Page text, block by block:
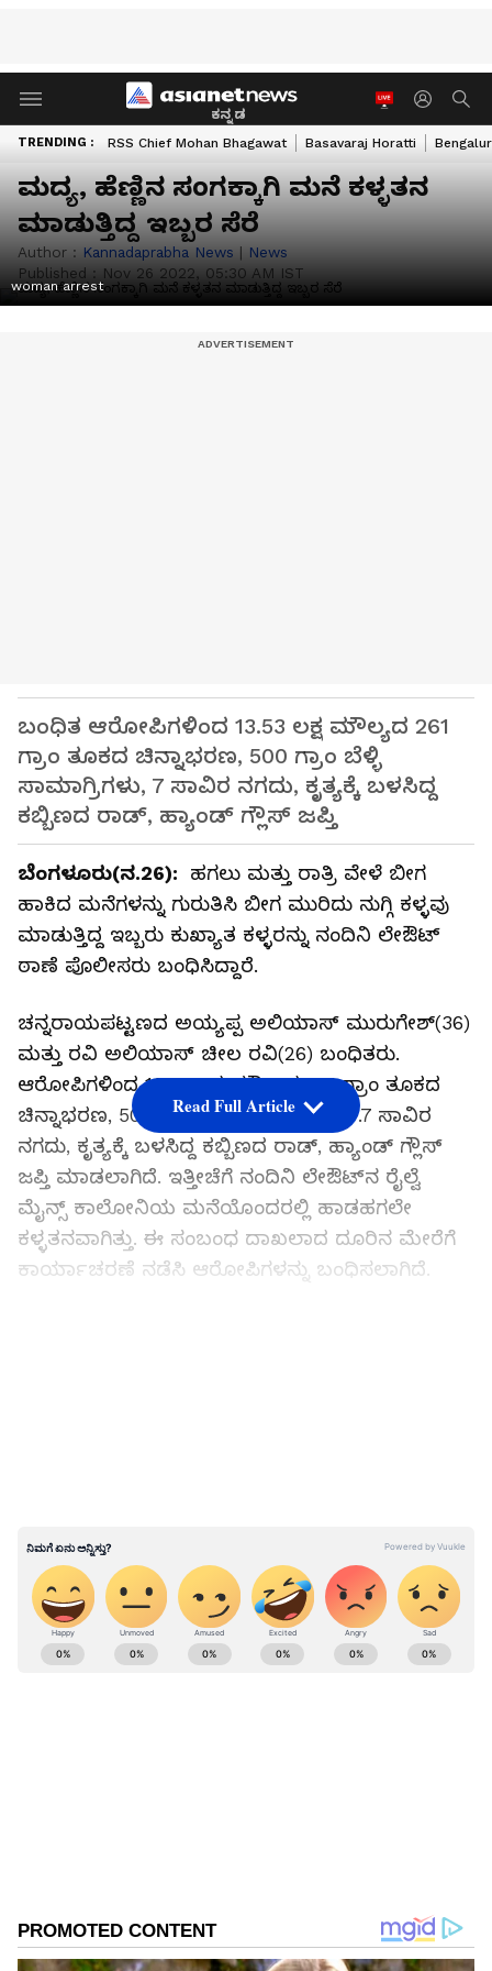
ಕನ್ನಡ
TRENDING : RSS Chief Mohan Bhagawat Basavaraj Horatti
ಮದ್ಯ, ಹೆಣ್ಣಿನ ಸಂಗಕ್ಕಾಗಿ ಮನೆ ಕಳ್ಳತನ
ಮಾಡುತ್ತಿದ್ದ ಇಬ್ಬರ ಸೆರೆ
Author : Kannadaprabha News | News
Published : Nov 26 2022, 05:30 AM IST
woman arrest
ಬಂಧಿತ ಆರೋಪಿಗಳಿಂದ 13.53 ಲಕ್ಷ ಮೌಲ್ಯದ 261
ಗ್ರಾಂ ತೂಕದ ಚಿನ್ನಾಭರಣ, 500 ಗ್ರಾಂ ಬೆಳ್ಳಿ
ಸಾಮಾಗ್ರಿಗಳು, 7 ಸಾವಿರ ನಗದು, ಕೃತ್ಯಕ್ಕೆ ಬಳಸಿದ್ದ
ಕಬ್ಬಿಣದ ರಾಡ್‌, ಹ್ಯಾಂಡ್‌ ಗ್ಲೌಸ್‌ ಜಪ್ತಿ
ಬೆಂಗಳೂರು(ನ.26):
ಹಗಲು ಮತ್ತು ರಾತ್ರಿ ವೇಳೆ ಬೀಗ
ಹಾಕಿದ ಮನೆಗಳನ್ನು ಗುರುತಿಸಿ ಬೀಗ ಮುರಿದು ನುಗ್ಗಿ ಕಳ್ಳವು
ಮಾಡುತ್ತಿದ್ದ ಇಬ್ಬರು ಕುಖ್ಯಾತ ಕಳ್ಳರನ್ನು ನಂದಿನಿ ಲೇಔಟ್‌
ಠಾಣೆ ಪೊಲೀಸರು ಬಂಧಿಸಿದ್ದಾರೆ.
ಚನ್ನರಾಯಪಟ್ಟಣದ ಅಯ್ಯಪ್ಪ ಅಲಿಯಾಸ್‌ ಮುರುಗೇಶ್‌(36)
ಮತ್ತು ರವಿ ಅಲಿಯಾಸ್‌ ಚೀಲ ರವಿ(26) ಬಂಧಿತರು.
ಆರೋಪಿಗಳಿಂದ 13.53 ಲಕ್ಷ ಮೌಲ್ಯದ 261 ಗ್ರಾಂ ತೂಕದ
ಚಿನ್ನಾಭರಣ, 500 ಗ್ರಾಂ ಬೆಳ್ಳಿ ಸಾಮಾಗ್ರಿಗಳು, .7 ಸಾವಿರ
ನಗದು, ಕೃತ್ಯಕ್ಕೆ ಬಳಸಿದ್ದ ಕಬ್ಬಿಣದ ರಾಡ್‌, ಹ್ಯಾಂಡ್‌ ಗ್ಲೌಸ್‌
ಜಪ್ತಿ ಮಾಡಲಾಗಿದೆ. ಇತ್ತೀಚೆಗೆ ನಂದಿನಿ ಲೇಔಟ್‌ನ ರೈಲ್ವೆ
ಮೈನ್ಸ್‌ ಕಾಲೋನಿಯ ಮನೆಯೊಂದರಲ್ಲಿ ಹಾಡಹಗಲೇ
ಕಳ್ಳತನವಾಗಿತ್ತು. ಈ ಸಂಬಂಧ ದಾಖಲಾದ ದೂರಿನ ಮೇರೆಗೆ
ಕಾರ್ಯಾಚರಣೆ ನಡೆಸಿ ಆರೋಪಿಗಳನ್ನು ಬಂಧಿಸಲಾಗಿದೆ.
Read Full Article
ABOUT THE AUTHOR